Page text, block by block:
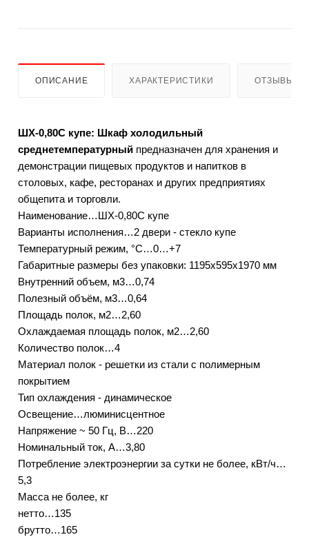
ОПИСАНИЕ ХАРАКТЕРИСТИКИ ОТЗЫВЫ
ШХ-0,80С купе: Шкаф холодильный
среднетемпературный предназначен для хранения и
демонстрации пищевых продуктов и напитков в
столовых, кафе, ресторанах и других предприятиях
общепита и торговли.
Наименование…ШХ-0,80C купе
Варианты исполнения…2 двери - стекло купе
Температурный режим, °C…0…+7
Габаритные размеры без упаковки: 1195х595х1970 мм
Внутренний объем, м3…0,74
Полезный объём, м3…0,64
Площадь полок, м2…2,60
Охлаждаемая площадь полок, м2…2,60
Количество полок…4
Материал полок - решетки из стали с полимерным
покрытием
Тип охлаждения - динамическое
Освещение…люминисцентное
Напряжение ~ 50 Гц, В…220
Номинальный ток, A…3,80
Потребление электроэнергии за сутки не более, кВт/ч…
5,3
Масса не более, кг
нетто…135
брутто…165